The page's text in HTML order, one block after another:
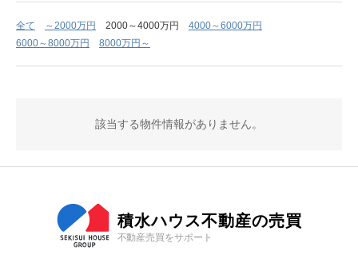
全て ～2000万円 2000～4000万円
4000～6000万円
6000～8000万円
8000万円～
該当する物件情報がありません。
積水ハウス不動産の売買
不動産売買をサポート